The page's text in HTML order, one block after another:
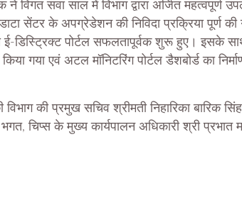
ने विगत सवा साल में विभाग द्वारा अर्जित महत्वपूर्ण
सेंटर के अपग्रेडेशन की निविदा प्रक्रिया पूर्ण
ई-डिस्ट्रिक्ट पोर्टल सफलतापूर्वक शुरू हुए। इसके
गया एवं अटल मॉनिटरिंग पोर्टल डैशबोर्ड का
की प्रमुख सचिव श्रीमती निहारिका बारिक
चिप्स के मुख्य कार्यपालन अधिकारी श्री प्रभात